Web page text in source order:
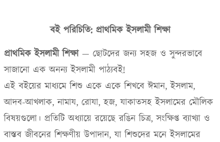
বই পরিচিতি: প্রাথমিক ইসলামী শিক্ষা
প্রাথমিক ইসলামী শিক্ষা— ছোটদের জন্য সহজ ও সুন্দরভাবে
সাজানো এক অনন্য ইসলামী পাঠ্যবই!
এই বইয়ের মাধ্যমে শিশু একে একে শিখবে ঈমান,ইসলাম,
আদব-আখলাক,নামায, রোযা,হজ,যাকাতসহ ইসলামের মৌলিক
বিষয়গুলো। প্রতিটি অধ্যায়ে রয়েছে রঙিন চিত্র,সংক্ষিপ্ত ব্যাখ্যা ও
বাস্তব জীবনের শিক্ষণীয় উপাদান,যা শিশুদের মনে ইসলামের